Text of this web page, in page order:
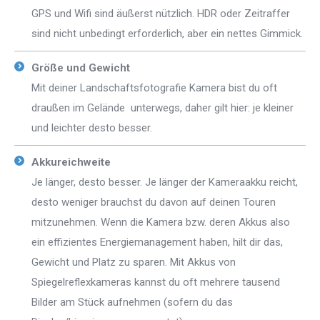
GPS und Wifi sind äußerst nützlich. HDR oder Zeitraffer
sind nicht unbedingt erforderlich, aber ein nettes Gimmick.
Größe und Gewicht
Mit deiner Landschaftsfotografie Kamera bist du oft
draußen im Gelände unterwegs, daher gilt hier: je kleiner
und leichter desto besser.
Akkureichweite
Je länger, desto besser. Je länger der Kameraakku reicht,
desto weniger brauchst du davon auf deinen Touren
mitzunehmen. Wenn die Kamera bzw. deren Akkus also
ein effizientes Energiemanagement haben, hilt dir das,
Gewicht und Platz zu sparen. Mit Akkus von
Spiegelreflexkameras kannst du oft mehrere tausend
Bilder am Stück aufnehmen (sofern du das